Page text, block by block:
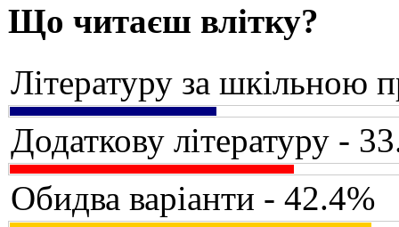
Що читаєш влітку?
Літературу за шкільною
Додаткову літературу -
Обидва варіанти - 42.4%